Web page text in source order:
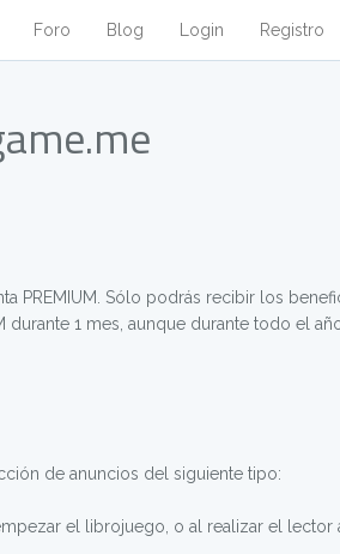
Foro Blog Login Registro
PREMIUM. Sólo podrás recibir los
durante 1 mes, aunque durante todo el
de anuncios del siguiente tipo:
el librojuego, o al realizar el lector